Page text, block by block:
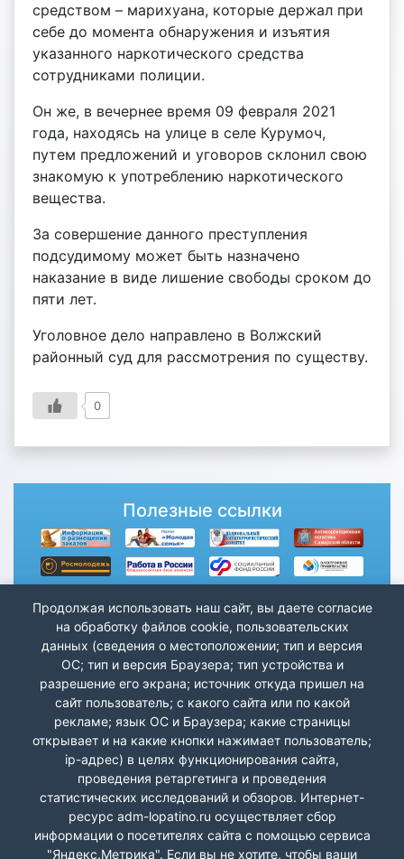
средством – марихуана, которые держал при
себе до момента обнаружения и изъятия
указанного наркотического средства
сотрудниками полиции.
Он же, в вечернее время 09 февраля 2021
года, находясь на улице в селе Курумоч,
путем предложений и уговоров склонил свою
знакомую к употреблению наркотического
вещества.
За совершение данного преступления
подсудимому может быть назначено
наказание в виде лишение свободы сроком до
пяти лет.
Уголовное дело направлено в Волжский
районный суд для рассмотрения по существу.
0
Полезные ссылки
Продолжая использовать наш сайт, вы даете согласие
на обработку файлов cookie, пользовательских
данных (сведения о местоположении; тип и версия
ОС; тип и версия Браузера; тип устройства и
разрешение его экрана; источник откуда пришел на
сайт пользователь; с какого сайта или по какой
рекламе; язык ОС и Браузера; какие страницы
открывает и на какие кнопки нажимает пользователь;
ip-адрес) в целях функционирования сайта,
проведения ретаргетинга и проведения
статистических исследований и обзоров. Интернет-
ресурс adm-lopatino.ru осуществляет сбор
информации о посетителях сайта с помощью сервиса
"Яндекс.Метрика". Если вы не хотите, чтобы ваши